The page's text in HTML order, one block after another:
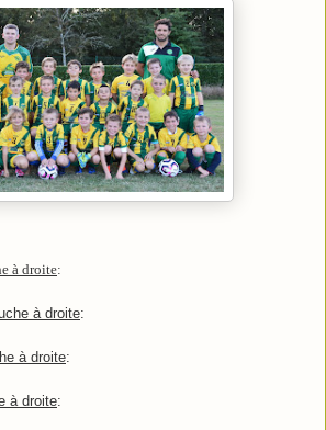
à droite:
à droite:
à droite:
à droite: